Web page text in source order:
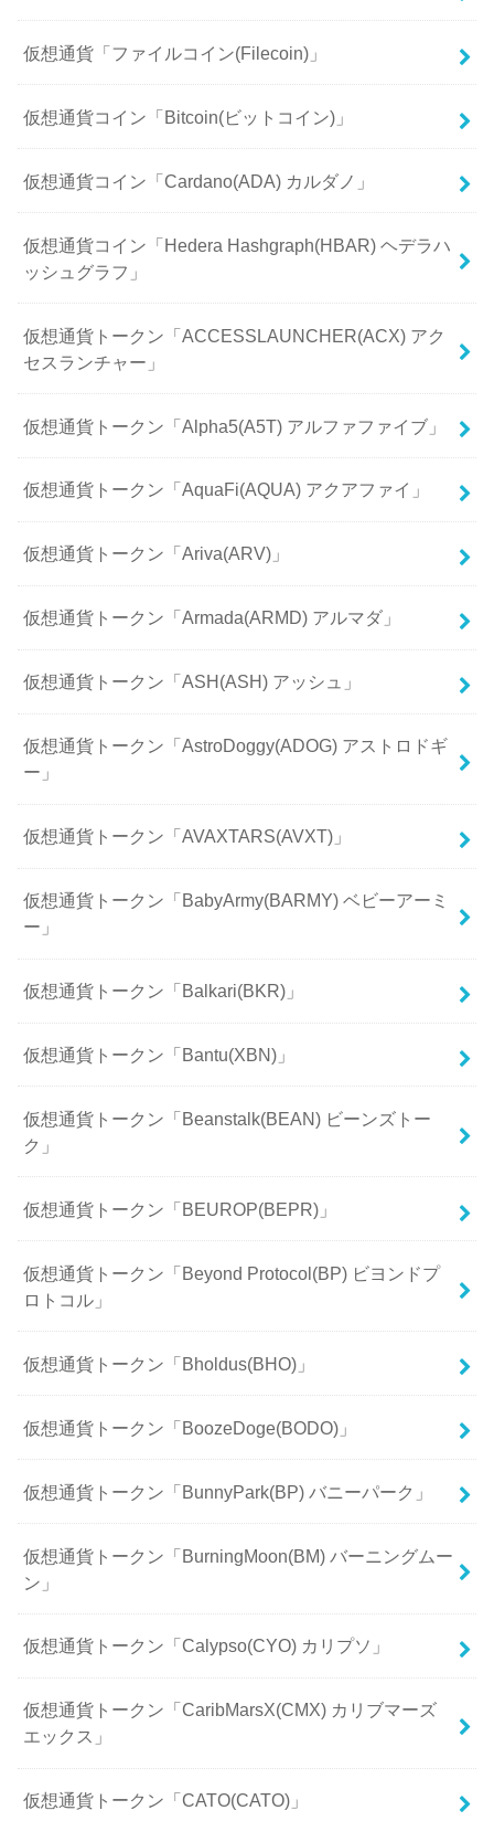
仮想通貨「ファイルコイン(Filecoin)」
仮想通貨コイン「Bitcoin(ビットコイン)」
仮想通貨コイン「Cardano(ADA) カルダノ」
仮想通貨コイン「Hedera Hashgraph(HBAR) ヘデラハ
ッシュグラフ」
仮想通貨トークン「ACCESSLAUNCHER(ACX) アク
セスランチャー」
仮想通貨トークン「Alpha5(A5T) アルファファイブ」
仮想通貨トークン「AquaFi(AQUA) アクアファイ」
仮想通貨トークン「Ariva(ARV)」
仮想通貨トークン「Armada(ARMD) アルマダ」
仮想通貨トークン「ASH(ASH) アッシュ」
仮想通貨トークン「AstroDoggy(ADOG) アストロドギ
ー」
仮想通貨トークン「AVAXTARS(AVXT)」
仮想通貨トークン「BabyArmy(BARMY) ベビーアーミ
ー」
仮想通貨トークン「Balkari(BKR)」
仮想通貨トークン「Bantu(XBN)」
仮想通貨トークン「Beanstalk(BEAN) ビーンズトー
ク」
仮想通貨トークン「BEUROP(BEPR)」
仮想通貨トークン「Beyond Protocol(BP) ビヨンドプ
ロトコル」
仮想通貨トークン「Bholdus(BHO)」
仮想通貨トークン「BoozeDoge(BODO)」
仮想通貨トークン「BunnyPark(BP) バニーパーク」
仮想通貨トークン「BurningMoon(BM) バーニングムー
ン」
仮想通貨トークン「Calypso(CYO) カリプソ」
仮想通貨トークン「CaribMarsX(CMX) カリブマーズ
エックス」
仮想通貨トークン「CATO(CATO)」